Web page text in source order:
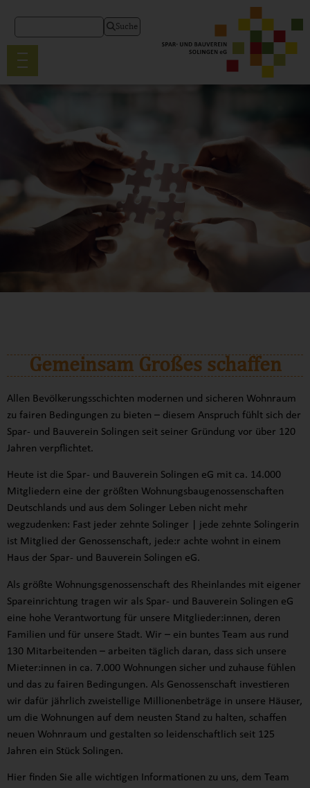
Suche
Gemeinsam Großes schaffen
Allen Bevölkerungsschichten modernen und sicheren Wohnraum
zu fairen Bedingungen zu bieten – diesem Anspruch fühlt sich der
Spar- und Bauverein Solingen seit seiner Gründung vor über 120
Jahren verpflichtet.
Heute ist die Spar- und Bauverein Solingen eG mit ca. 14.000
Mitgliedern eine der größten Wohnungsbaugenossenschaften
Deutschlands und aus dem Solinger Leben nicht mehr
wegzudenken: Fast jeder zehnte Solinger | jede zehnte Solingerin
ist Mitglied der Genossenschaft, jede:r achte wohnt in einem
Haus der Spar- und Bauverein Solingen eG.
Als größte Wohnungsgenossenschaft des Rheinlandes mit eigener
Spareinrichtung tragen wir als Spar- und Bauverein Solingen eG
eine hohe Verantwortung für unsere Mitglieder:innen, deren
Familien und für unsere Stadt. Wir – ein buntes Team aus rund
130 Mitarbeitenden – arbeiten täglich daran, dass sich unsere
Mieter:innen in ca. 7.000 Wohnungen sicher und zuhause fühlen
und das zu fairen Bedingungen. Als Genossenschaft investieren
wir dafür jährlich zweistellige Millionenbeträge in unsere Häuser,
um die Wohnungen auf dem neusten Stand zu halten, schaffen
neuen Wohnraum und gestalten so leidenschaftlich seit 125
Jahren ein Stück Solingen.
Hier finden Sie alle wichtigen Informationen zu uns, dem Team